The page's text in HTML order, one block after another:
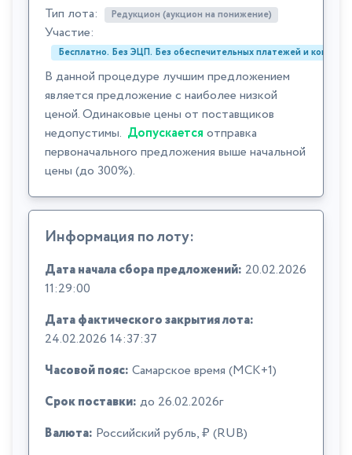
Тип лота: Редукцион (аукцион на понижение)
Участие:
Бесплатно. Без ЭЦП. Без обеспечительных платежей и
В данной процедуре лучшим предложением
является предложение с наиболее низкой
ценой. Одинаковые цены от поставщиков
недопустимы. Допускается отправка
первоначального предложения выше начальной
цены (до 300%).
Информация по лоту:
Дата начала сбора предложений: 20.02.2026
11:29:00
Дата фактического закрытия лота:
24.02.2026 14:37:37
Часовой пояс: Самарское время (МСК+1)
Срок поставки: до 26.02.2026г
Валюта: Российский рубль, ₽ (RUB)